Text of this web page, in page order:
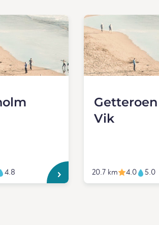
4.8
Getteroen
Vik
20.7 km 4.0 5.0